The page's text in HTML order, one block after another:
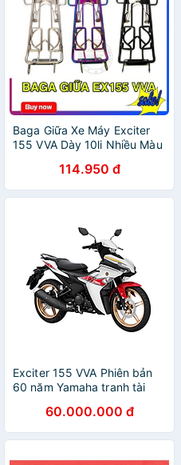
Baga Giữa Xe Máy Exciter
155 VVA Dày 10li Nhiều Màu
114.950 đ
Exciter 155 VVA Phiên bản
60 năm Yamaha tranh tài
60.000.000 đ